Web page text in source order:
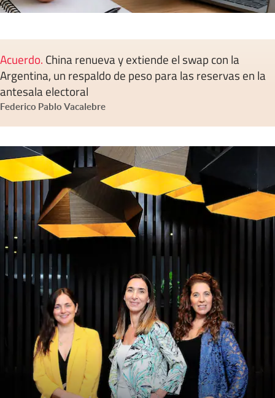
Acuerdo. China renueva y extiende el swap con la
Argentina, un respaldo de peso para las reservas en la
antesala electoral
Federico Pablo Vacalebre